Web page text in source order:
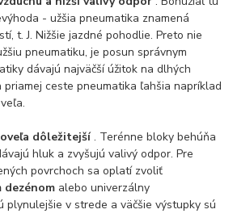
- užšia pneumatika znamená
t. J. Nižšie jazdné pohodlie. Preto nie
pneumatiku, je posun správnym
dávajú najväčší úžitok na dlhých
priamej ceste pneumatika ľahšia napríklad
dôležitejší. Terénne bloky behúňa
hluk a zvyšujú valivý odpor. Pre
povrchoch sa oplatí zvoliť
dezénom alebo univerzálny
plynulejšie v strede a väčšie výstupky sú